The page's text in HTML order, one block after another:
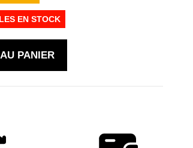
EN STOCK
PANIER